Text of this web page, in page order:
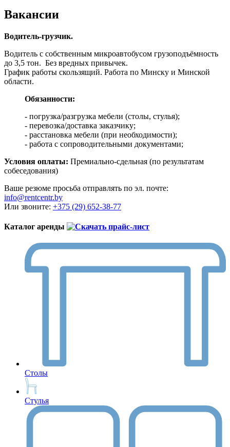
Вакансии
Водитель-грузчик.
Водитель с собственным микроавтобусом грузоподъёмность
до 3,5 тон. Без вредных привычек.
График работы скользящий. Работа по Минску и Минской
области.
Обязанности:
- погрузка/разгрузка мебели (столы, стулья);
- перевозка/доставка заказчику;
- расстановка мебели (при необходимости);
- работа с сопроводительными документами;
Условия оплаты: Премиально-сдельная (по результатам
собеседования)
Ваше резюме просьба отправлять по эл. почте:
info@rentcentr.by
Или звоните: +375 (29) 652-38-77
Каталог аренды
Столы
Стулья